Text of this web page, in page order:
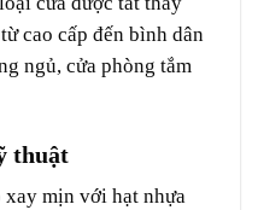
cao cấp đến bình dân
ngủ, cửa phòng tắm
thuật
xay mịn với hạt nhựa